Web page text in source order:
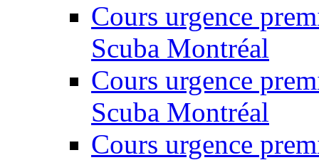
Cours urgence
Scuba Montréal
Cours urgence
Scuba Montréal
Cours urgence